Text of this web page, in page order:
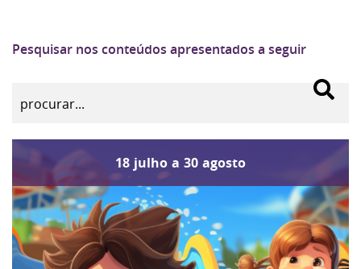
Pesquisar nos conteúdos apresentados a seguir
18 julho a 30 agosto